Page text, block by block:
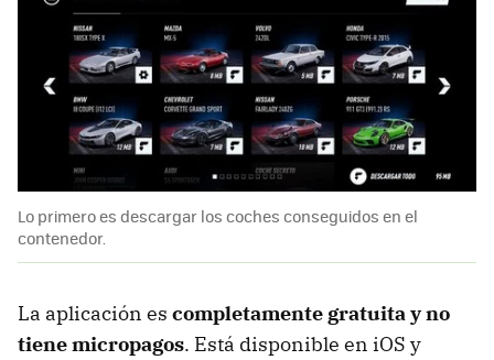
Lo primero es descargar los coches conseguidos en el
contenedor.
La aplicación es completamente gratuita y no
tiene micropagos. Está disponible en iOS y